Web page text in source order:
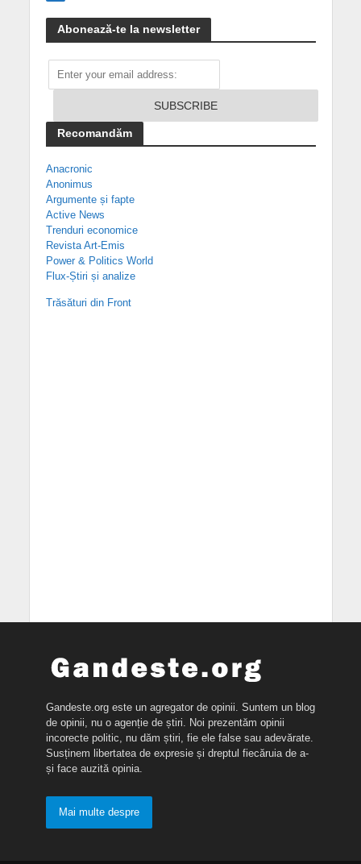
Abonează-te la newsletter
Recomandăm
Anacronic
Anonimus
Argumente și fapte
Active News
Trenduri economice
Revista Art-Emis
Power & Politics World
Flux-Știri și analize
Trăsături din Front
Gandeste.org este un agregator de opinii. Suntem un blog
de opinii, nu o agenție de știri. Noi prezentăm opinii
incorecte politic, nu dăm știri, fie ele false sau adevărate.
Susținem libertatea de expresie și dreptul fiecăruia de a-
și face auzită opinia.
Mai multe despre